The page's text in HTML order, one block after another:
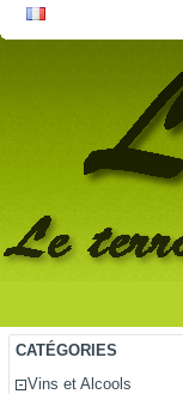
CATÉGORIES
Vins et Alcools